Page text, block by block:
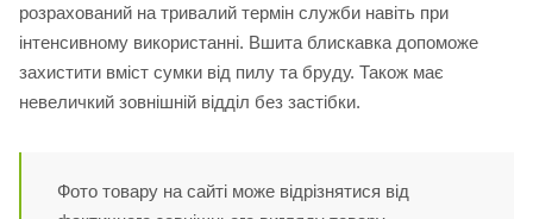
розрахований на тривалий термін служби навіть при
інтенсивному використанні. Вшита блискавка допоможе
захистити вміст сумки від пилу та бруду. Також має
невеличкий зовнішній відділ без застібки.
Фото товару на сайті може відрізнятися від